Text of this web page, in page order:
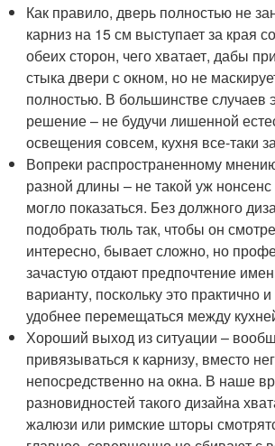
Как правило, дверь полностью не
карниз на 15 см выступает за края
обеих сторон, чего хватает, дабы
стыка двери с окном, но не
полностью. В большинстве случаев
решение – не будучи лишенной
освещения совсем, кухня все-таки
Вопреки распространенному
разной длины – не такой уж нонсенс
могло показаться. Без должного
подобрать тюль так, чтобы он
интересно, бывает сложно, но
зачастую отдают предпочтение
варианту, поскольку это практично
удобнее перемещаться между
Хороший выход из ситуации –
привязываться к карнизу, вместо
непосредственно на окна. В наше
разновидностей такого дизайна
жалюзи или римские шторы